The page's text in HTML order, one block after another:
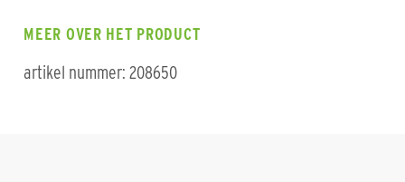
MEER OVER HET PRODUCT
artikel nummer: 208650